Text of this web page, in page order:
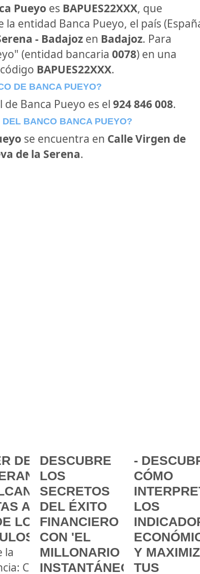
Pueyo es BAPUES22XXX, que
entidad Banca Pueyo, el país
- Badajoz en Badajoz. Para
(entidad bancaria 0078) en una
BAPUES22XXX.
DE BANCA PUEYO?
Banca Pueyo es el 924 846 008.
BANCO BANCA PUEYO?
se encuentra en Calle Virgen de
de la Serena.
DE LA
A
LOS
la
Cómo
DESCUBRE
LOS
SECRETOS
DEL ÉXITO
FINANCIERO
CON 'EL
MILLONARIO
INSTANTÁNEO'
-
CÓMO
LOS
Y
TUS